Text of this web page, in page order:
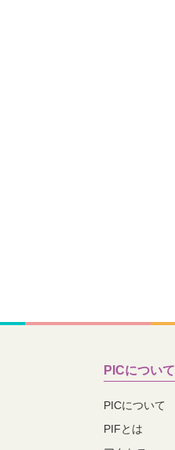
PICについて
PICについて
PIFとは